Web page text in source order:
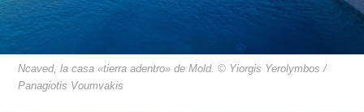
Ncaved, la casa «tierra adentro» de Mold. © Yiorgis Yerolymbos /
Panagiotis Voumvakis